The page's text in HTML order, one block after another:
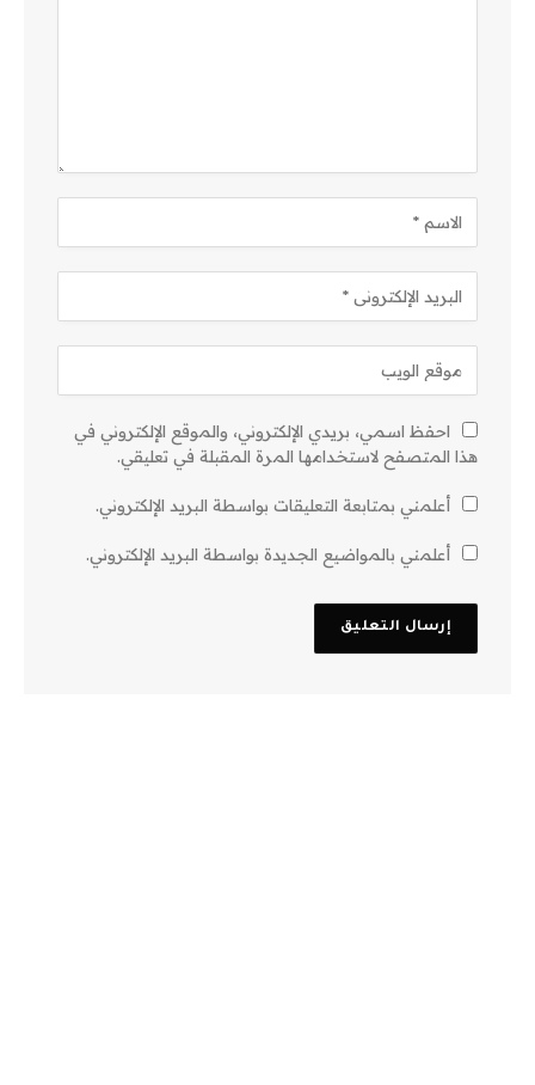
احفظ اسمي، بريدي الإلكتروني، والموقع الإلكتروني في
هذا المتصفح لاستخدامها المرة المقبلة في تعليقي.
أعلمني بمتابعة التعليقات بواسطة البريد الإلكتروني.
أعلمني بالمواضيع الجديدة بواسطة البريد الإلكتروني.